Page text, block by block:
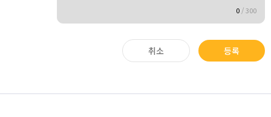
0/300
취소 등록